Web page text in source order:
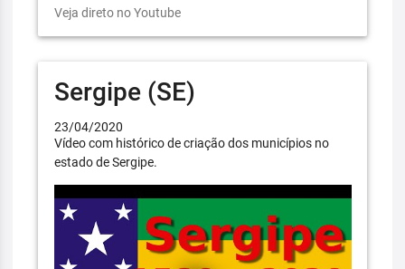
Veja direto no Youtube
Sergipe (SE)
23/04/2020
Vídeo com histórico de criação dos municípios no
estado de Sergipe.